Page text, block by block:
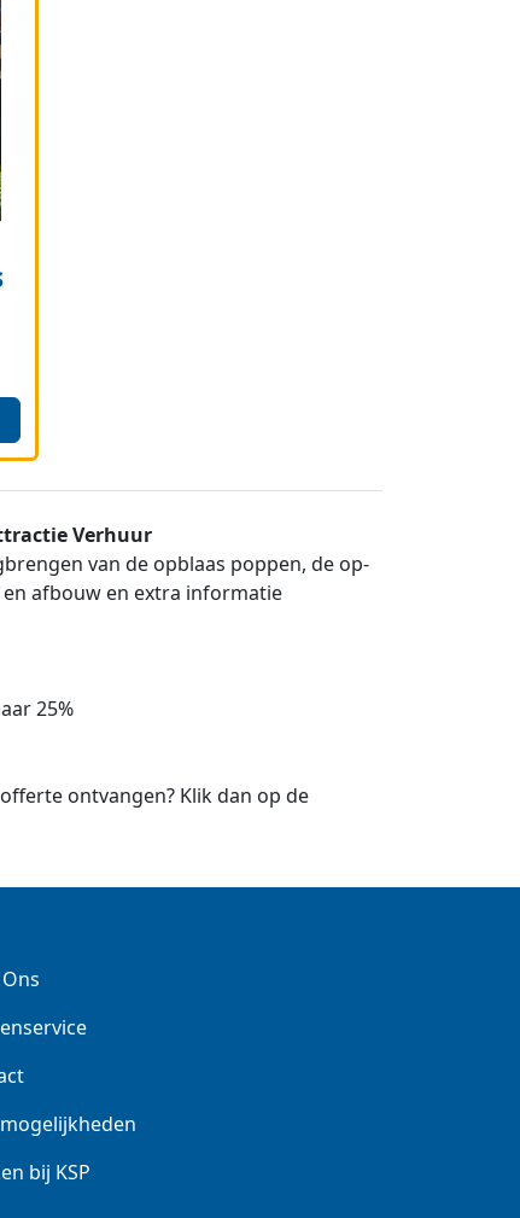
Verhuur
van de opblaas poppen, de op-
afbouw en extra informatie
25%
ontvangen? Klik dan op de
bij KSP